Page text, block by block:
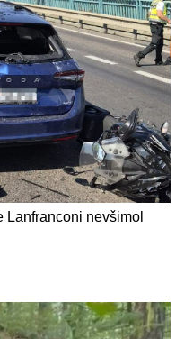
Lanfranconi nevšimol